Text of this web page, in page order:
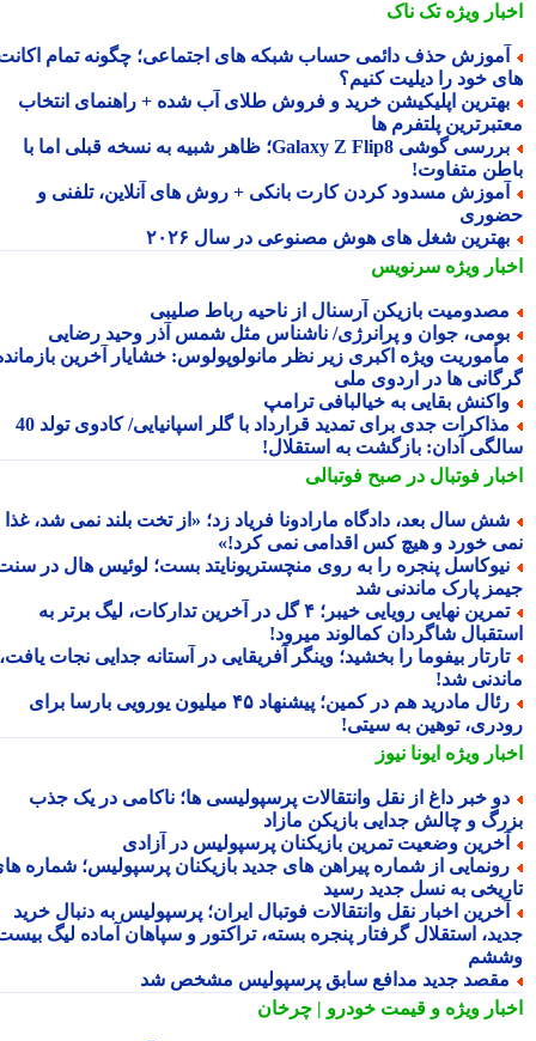
ویژهتک ناک
حذف دائمی حساب شبکه های اجتماعی؛ چگونه تمام اکانت
خود را دیلیت کنیم؟
اپلیکیشن خرید و فروش طلای آب شده + راهنمای انتخاب
پلتفرم ها
بررسی گوشی Galaxy Z Flip8؛ ظاهر شبیه به نسخه قبلی اما با
متفاوت!
مسدود کردن کارت بانکی + روش های آنلاین، تلفنی و
شغل های هوش مصنوعی در سال ۲۰۲۶
ویژهسرنویس
بازیکن آرسنال از ناحیه رباط صلیبی
جوان و پرانرژی/ ناشناس مثل شمس آذرِ وحید رضایی
ویژه اکبری زیر نظر مانولوپولوس: خشایار آخرین بازمانده
ها در اردوی ملی
بقایی به خیالبافی ترامپ
مذاکرات جدی برای تمدید قرارداد با گلر اسپانیایی/ کادوی تولد 40
آدان: بازگشت به استقلال!
فوتبال در صبح فوتبالی
سال بعد، دادگاه مارادونا فریاد زد؛ «از تخت بلند نمی شد، غذا
خورد و هیچ کس اقدامی نمی کرد!»
پنجره را به روی منچستریونایتد بست؛ لوئیس هال در سنت
پارک ماندنی شد
تمرین نهایی رویایی خیبر؛ ۴ گل در آخرین تدارکات، لیگ برتر به
شاگردان کمالوند میرود!
بیفوما را بخشید؛ وینگر آفریقایی در آستانه جدایی نجات یافت،
شد!
رئال مادرید هم در کمین؛ پیشنهاد ۴۵ میلیون یورویی بارسا برای
توهین به سیتی!
ویژهایونا نیوز
خبر داغ از نقل وانتقالات پرسپولیسی ها؛ ناکامی در یک جذب
و چالش جدایی بازیکن مازاد
وضعیت تمرین بازیکنان پرسپولیس در آزادی
از شماره پیراهن های جدید بازیکنان پرسپولیس؛ شماره های
به نسل جدید رسید
اخبار نقل وانتقالات فوتبال ایران؛ پرسپولیس به دنبال خرید
استقلال گرفتار پنجره بسته، تراکتور و سپاهان آماده لیگ بیست
جدید مدافع سابق پرسپولیس مشخص شد
ویژهو قیمت خودرو | چرخان